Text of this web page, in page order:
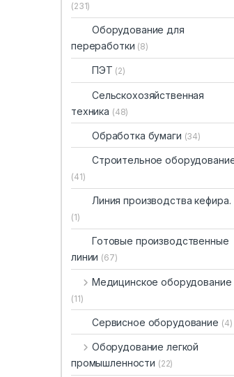
(231)
Оборудование для
переработки (8)
ПЭТ (2)
Сельскохозяйственная
техника (48)
Обработка бумаги (34)
Строительное
(41)
Линия производства кефира.
(1)
Готовые производственные
линии (67)
Медицинское оборудование
(11)
Сервисное оборудование (4)
Оборудование легкой
промышленности (22)